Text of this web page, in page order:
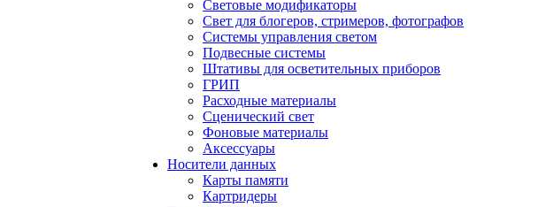
Световые модификаторы
Свет для блогеров, стримеров, фотографов
Системы управления светом
Подвесные системы
Штативы для осветительных приборов
ГРИП
Расходные материалы
Сценический свет
Фоновые материалы
Аксессуары
Носители данных
Карты памяти
Картридеры